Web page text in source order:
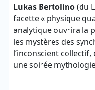
Lukas Bertolino(du
facette « physique
analytique ouvrira la
les mystères des
l’inconscient
une soirée